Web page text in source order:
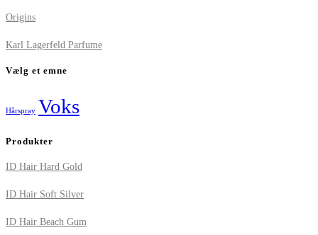
Origins
Karl Lagerfeld Parfume
Vælg et emne
Hårspray Voks
Produkter
ID Hair Hard Gold
ID Hair Soft Silver
ID Hair Beach Gum